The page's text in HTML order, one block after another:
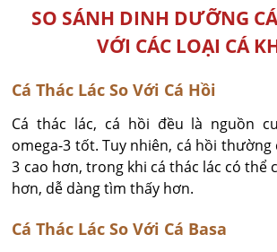
SO SÁNH DINH DƯỠNG
VỚI CÁC LOẠI CÁ
Cá Thác Lác So Với Cá Hồi
Cá thác lác, cá hồi đều là nguồn
omega-3 tốt. Tuy nhiên, cá hồi
3 cao hơn, trong khi cá thác lác có thể
hơn, dễ dàng tìm thấy hơn.
Cá Thác Lác So Với Cá Basa